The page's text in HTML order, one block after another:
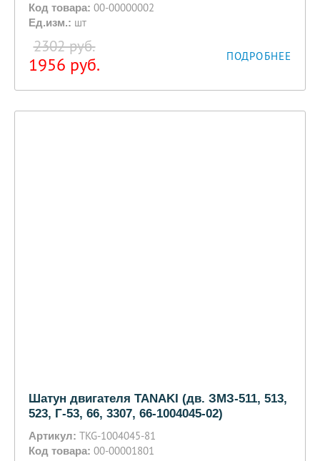
Код товара: 00-00000002
Ед.изм.: шт
2302 руб.
1956 руб. ПОДРОБНЕЕ
Шатун двигателя TANAKI (дв. ЗМЗ-511, 513,
523, Г-53, 66, 3307, 66-1004045-02)
Артикул: TKG-1004045-81
Код товара: 00-00001801